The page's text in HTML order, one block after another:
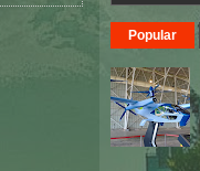
Popular